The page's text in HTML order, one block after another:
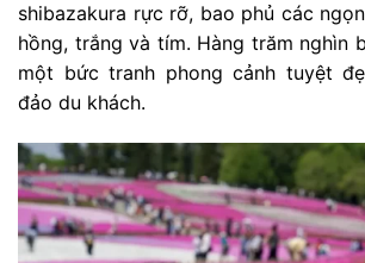
shibazakura rực rỡ, bao phủ các
hồng, trắng và tím. Hàng trăm nghìn
một bức tranh phong cảnh tuyệt
đảo du khách.